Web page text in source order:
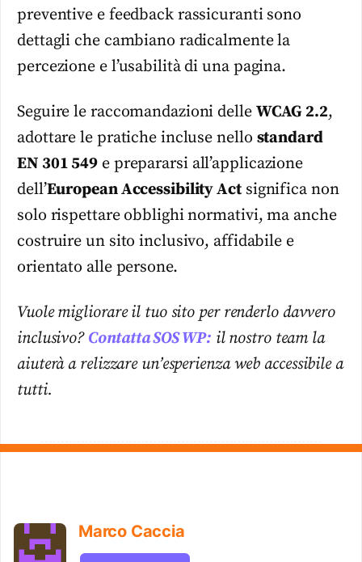
preventive e feedback rassicuranti sono
dettagli che cambiano radicalmente la
percezione e l’usabilità di una pagina.
Seguire le raccomandazioni delle WCAG 2.2,
adottare le pratiche incluse nello standard
EN 301 549 e prepararsi all’applicazione
dell’European Accessibility Actsignifica non
solo rispettare obblighi normativi, ma anche
costruire un sito inclusivo, affidabile e
orientato alle persone.
Vuole migliorare il tuo sito per renderlo davvero
inclusivo? Contatta SOS WP: il nostro team la
aiuterà a relizzare un’esperienza web accessibile a
tutti.
Marco Caccia